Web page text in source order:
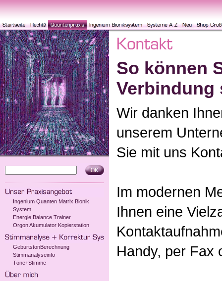
Ingenium Quanten Matrix Bionik
System
Energie Balance Trainer
Orgon Akumulator Kopierstation
GeburtstonBerechnung
Stimmanalyseinfo
Töne+Stimme
So können
Verbindung
Wir danken
unserem
Sie mit uns
Im modernen
Ihnen eine
Handy, per Fax